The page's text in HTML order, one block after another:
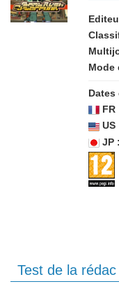
Mode
Dates
FR
US
JP :
Test de la rédac